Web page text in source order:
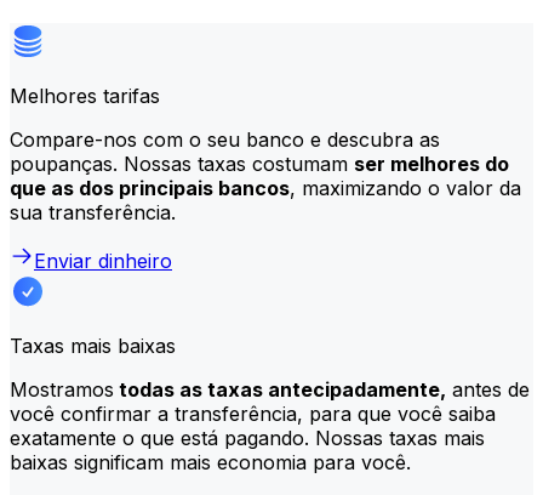
Melhores tarifas
Compare-nos com o seu banco e descubra as
poupanças. Nossas taxas costumam ser melhores do
que as dos principais bancos, maximizando o valor da
sua transferência.
Enviar dinheiro
Taxas mais baixas
Mostramos todas as taxas antecipadamente, antes de
você confirmar a transferência, para que você saiba
exatamente o que está pagando. Nossas taxas mais
baixas significam mais economia para você.